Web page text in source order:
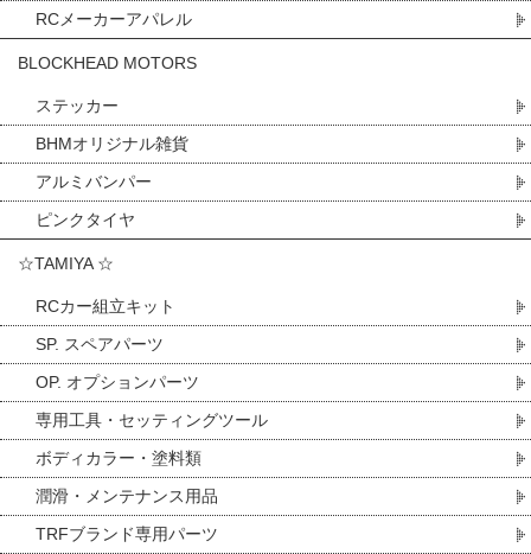
RCメーカーアパレル
BLOCKHEAD MOTORS
ステッカー
BHMオリジナル雑貨
アルミバンパー
ピンクタイヤ
☆TAMIYA ☆
RCカー組立キット
SP. スペアパーツ
OP. オプションパーツ
専用工具・セッティングツール
ボディカラー・塗料類
潤滑・メンテナンス用品
TRFブランド専用パーツ